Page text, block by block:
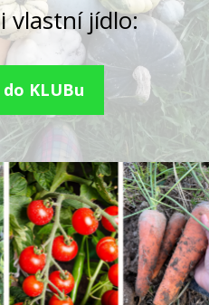
vlastní jídlo:
KLUBu